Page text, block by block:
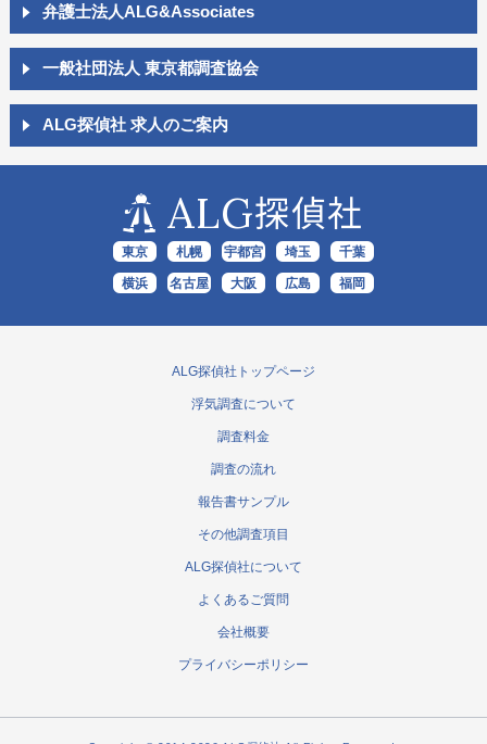
弁護士法人ALG&Associates
一般社団法人 東京都調査協会
ALG探偵社 求人のご案内
ALG探偵社
東京 札幌 宇都宮 埼玉 千葉
横浜 名古屋 大阪 広島 福岡
ALG探偵社トップページ
浮気調査について
調査料金
調査の流れ
報告書サンプル
その他調査項目
ALG探偵社について
よくあるご質問
会社概要
プライバシーポリシー